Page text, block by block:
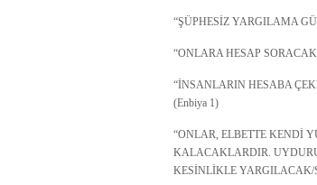
“ŞÜPHESİZ YARGILAMA
“ONLARA HESAP
“İNSANLARIN HESABA
(Enbiya 1)
“ONLAR, ELBETTE KENDİ
KALACAKLARDIR.
KESİNLİKLE YARGILACAK/